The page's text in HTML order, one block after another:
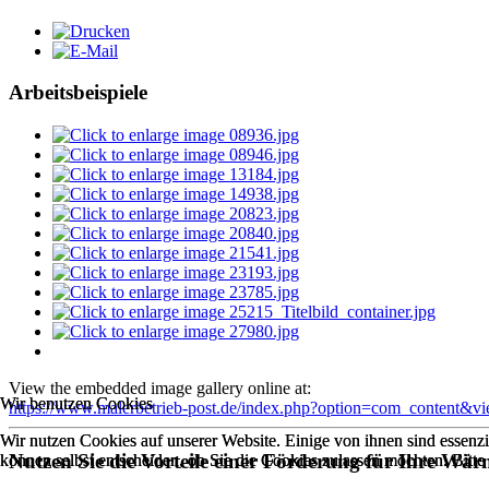
Wir benutzen Cookies
Wir nutzen Cookies auf unserer Website. Einige von ihnen sind
können selbst entscheiden, ob Sie die Cookies zulassen möchten.
Arbeitsbeispiele
View the embedded image gallery online at:
https://www.malerbetrieb-post.de/
Nutzen Sie die Vorteile einer Förderung für Ihre
Wir benutzen Cookies
Wir nutzen Cookies auf unserer Website. Einige von ihnen sind
können selbst entscheiden, ob Sie die Cookies zulassen möchten.